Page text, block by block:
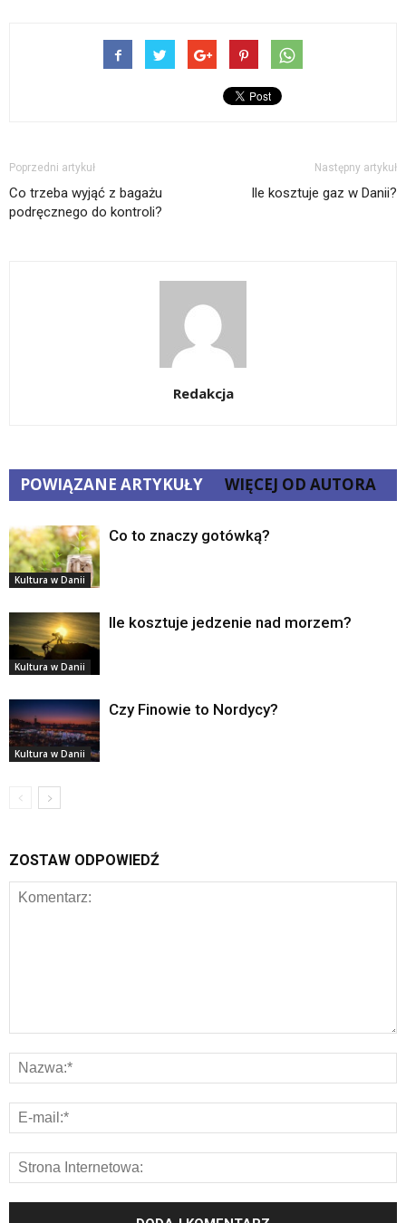
Poprzedni artykuł
Co trzeba wyjąć z bagażu
podręcznego do kontroli?
Następny artykuł
Ile kosztuje gaz w Danii?
Redakcja
POWIĄZANE ARTYKUŁY WIĘCEJ OD AUTORA
Kultura w Danii
Co to znaczy gotówką?
Kultura w Danii
Ile kosztuje jedzenie nad morzem?
Kultura w Danii
Czy Finowie to Nordycy?
ZOSTAW ODPOWIEDŹ